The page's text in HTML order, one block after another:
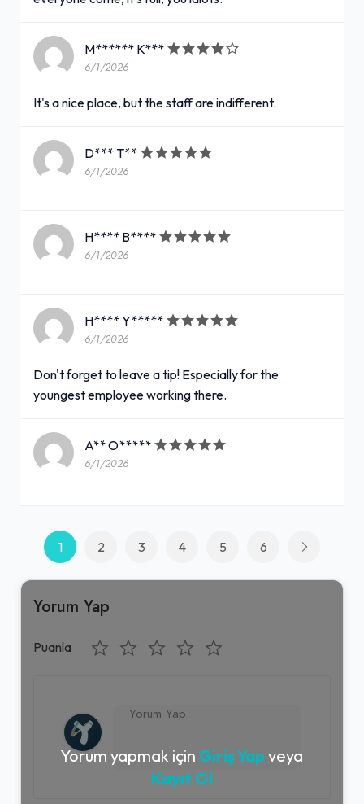
M****** K***
6/1/2026
It's a nice place, but the staff are indifferent.
D*** T**
6/1/2026
H**** B****
6/1/2026
H**** Y*****
6/1/2026
Don't forget to leave a tip! Especially for the
youngest employee working there.
A** O*****
6/1/2026
1 2 3 4 5 6
Yorum Yap
Puanla
Yorum yapmak için Giriş Yap veya
Kayıt Ol